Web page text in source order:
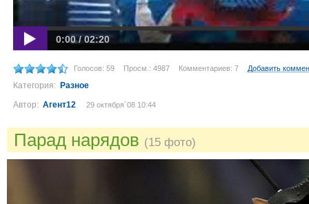
0:00 / 02:20
Голосов: 59 Просм.: 4987 Комментариев: 7 Добавить
Категория: Разное
Автор: Агент12 29 октября´08 10:44
Парад нарядов (15 фото)